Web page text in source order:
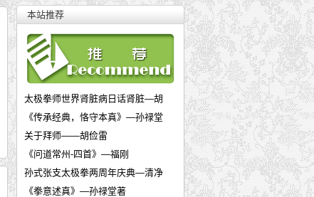
本站推荐
《孙式太极拳道功研究》前言——张
孙式太极拳道功研究初步—张大辉
传统武术提高实战水平妙招：需要
内家拳之规矩
太极拳讲稿——支燮棠（下）
太极拳师世界肾脏病日话肾脏—胡
《传承经典，恪守本真》—孙禄堂
关于拜师——胡俭雷
《问道常州-四首》—福刚
孙式张支太极拳两周年庆典—清净
《拳意述真》—孙禄堂著